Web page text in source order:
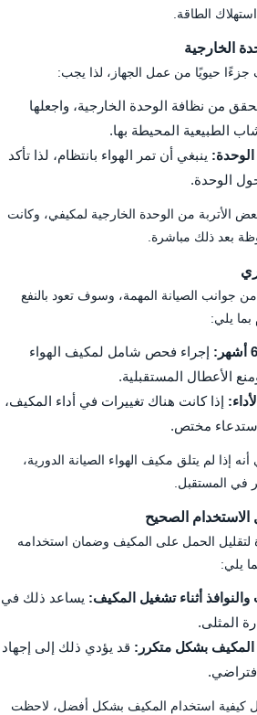
الطاقة.
جزءًا حيويًا من عمل الجهاز، لذا يجب:
من نظافة الوحدة الخارجية، واجعلها
الطبيعية المحيطة بها.
ينبغي أن تمر الهواء بانتظام، لذا تأكد
الوحدة.
الأتربة من الوحدة الخارجية لمكيفي، وكانت
بعد ذلك مباشرة.
جوانب الصيانة المهمة، وسوف تعود بالنفع
بما يلي:
إجراء فحص شامل لمكيف الهواء
الأعطال المستقبلية.
إذا كانت هناك تغييرات في أداء المكيف،
مختص.
إذا لم يتلق مكيف الهواء الصيانة الدورية،
في المستقبل.
لتقليل الحمل على المكيف وضمان استخدامه
يلي:
أثناء تشغيل المكيف: يساعد ذلك في
المثلى.
بشكل متكرر: قد يؤدي ذلك إلى إجهاد
كيفية استخدام المكيف بشكل أفضل، لاحظت